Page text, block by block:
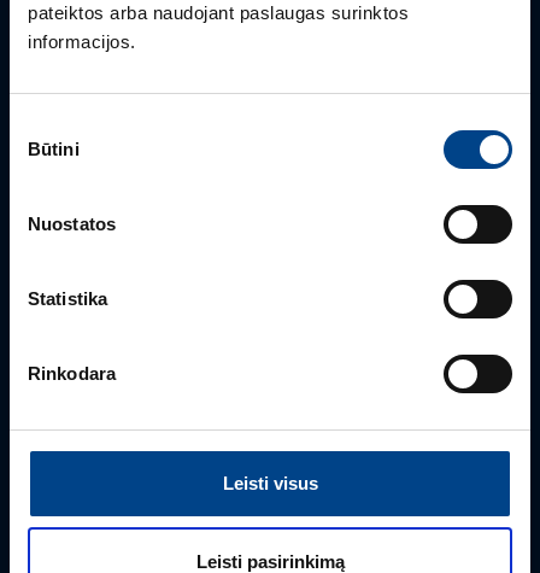
pateiktos arba naudojant paslaugas surinktos
informacijos.
pasirinkimas
Būtini
Nuostatos
Statistika
Rinkodara
Leisti visus
Leisti pasirinkimą
+370 612 61970
Vardas*
Įmonė